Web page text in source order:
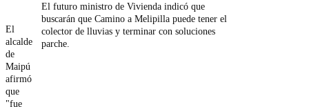
El
alcalde
de
Maipú
afirmó
que
"fue
El futuro ministro de Vivienda indicó que
buscarán que Camino a Melipilla puede tener el
colector de lluvias y terminar con soluciones
parche.